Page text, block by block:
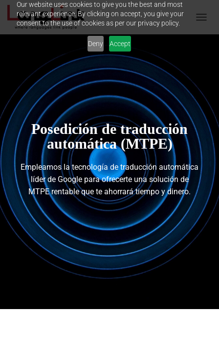
Our website uses cookies to give you the best and most
relevant experience. By clicking on accept, you give your
consent to the use of cookies as per our privacy policy.
Deny Accept
O
A
V
I
G
I
O
Posedición de traducción
automática (MTPE)
Empleamos la tecnología de traducción automática
líder de Google para ofrecerte una solución de
MTPE rentable que te ahorrará tiempo y dinero.